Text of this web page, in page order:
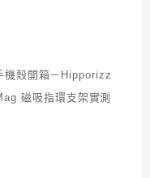
殼開箱－Hipporizz
磁吸指環支架實測